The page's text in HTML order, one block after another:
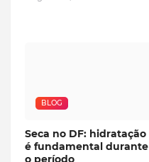
BLOG
Seca no DF: hidratação
é fundamental durante
o período